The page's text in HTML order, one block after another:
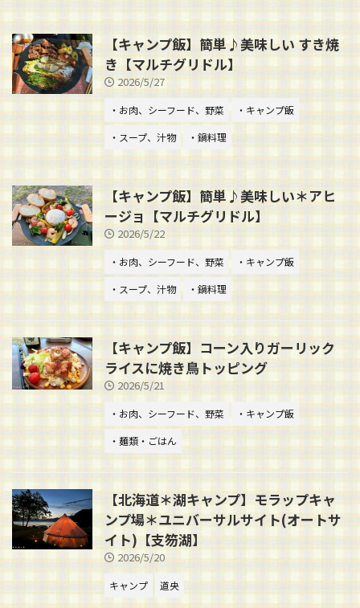
【キャンプ飯】簡単♪美味しい すき焼
き【マルチグリドル】
2026/5/27
・お肉、シーフード、野菜
・キャンプ飯
・スープ、汁物
・鍋料理
【キャンプ飯】簡単♪美味しい＊アヒ
ージョ【マルチグリドル】
2026/5/22
・お肉、シーフード、野菜
・キャンプ飯
・スープ、汁物
・鍋料理
【キャンプ飯】コーン入りガーリック
ライスに焼き鳥トッピング
2026/5/21
・お肉、シーフード、野菜
・キャンプ飯
・麺類・ごはん
【北海道＊湖キャンプ】モラップキャ
ンプ場＊ユニバーサルサイト(オートサ
イト)【支笏湖】
2026/5/20
キャンプ 道央